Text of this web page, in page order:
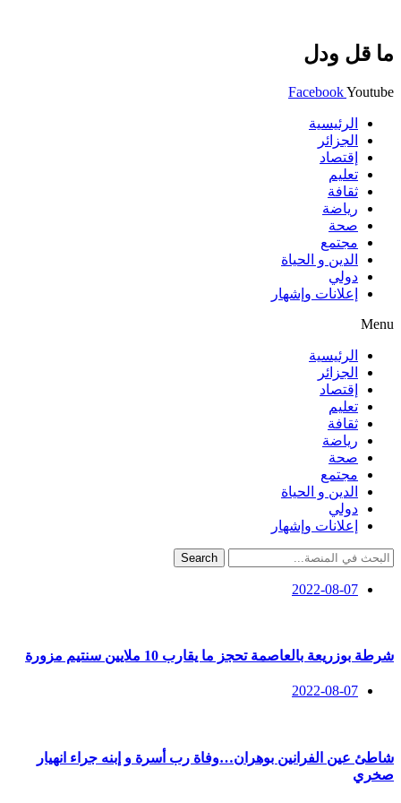
ما قل ودل
FacebookYoutube
الرئيسية
الجزائر
إقتصاد
تعليم
ثقافة
رياضة
صحة
مجتمع
الدين و الحياة
دولي
إعلانات وإشهار
Menu
الرئيسية
الجزائر
إقتصاد
تعليم
ثقافة
رياضة
صحة
مجتمع
الدين و الحياة
دولي
إعلانات وإشهار
Search
2022-08-07
شرطة بوزريعة بالعاصمة تحجز ما يقارب 10 ملايين سنتيم مزورة
2022-08-07
شاطئ عين الفرانين بوهران…وفاة رب أسرة و إبنه جراء انهيار
صخري